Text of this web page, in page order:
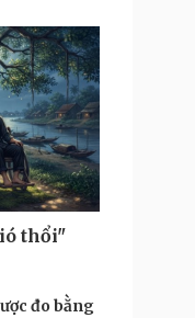
thổi"
đo bằng